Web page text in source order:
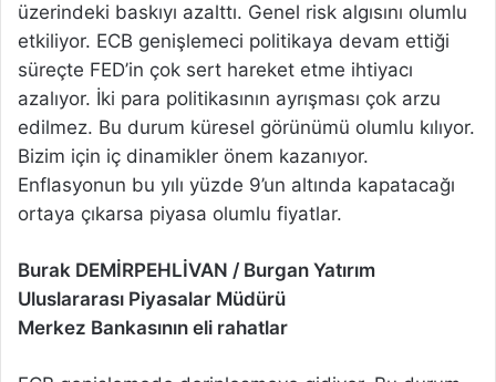
üzerindeki baskıyı azalttı. Genel risk algısını olumlu
etkiliyor. ECB genişlemeci politikaya devam ettiği
süreçte FED’in çok sert hareket etme ihtiyacı
azalıyor. İki para politikasının ayrışması çok arzu
edilmez. Bu durum küresel görünümü olumlu kılıyor.
Bizim için iç dinamikler önem kazanıyor.
Enflasyonun bu yılı yüzde 9’un altında kapatacağı
ortaya çıkarsa piyasa olumlu fiyatlar.
Burak DEMİRPEHLİVAN / Burgan Yatırım
Uluslararası Piyasalar Müdürü
Merkez Bankasının eli rahatlar